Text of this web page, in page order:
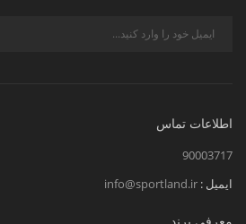
اطلاعات تماس
90003717
ایمیل : info@sportland.ir